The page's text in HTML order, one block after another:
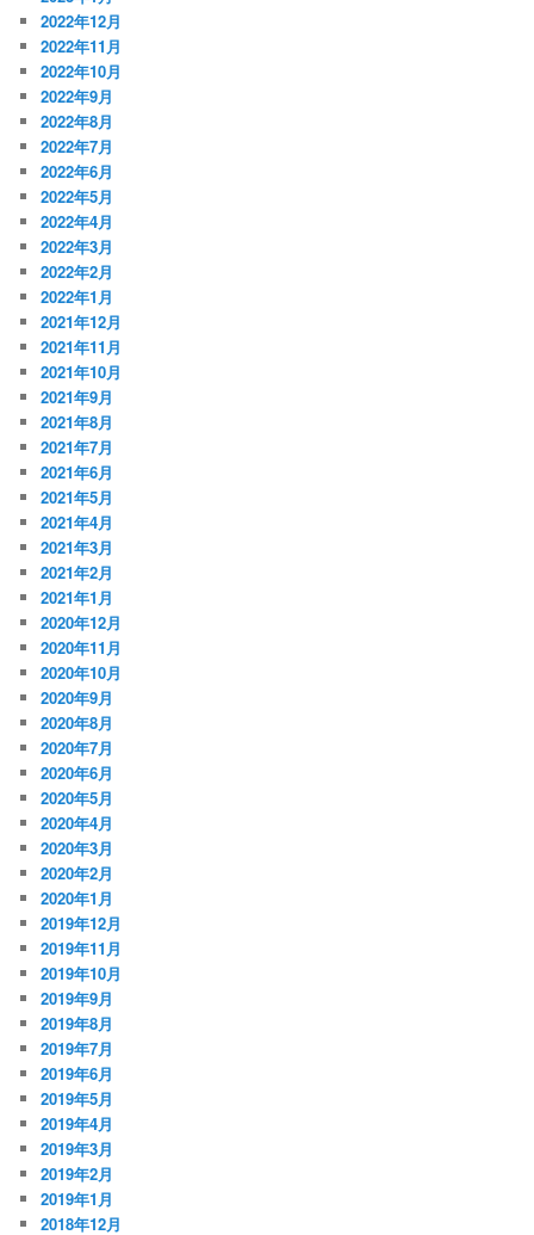
2022年12月
2022年11月
2022年10月
2022年9月
2022年8月
2022年7月
2022年6月
2022年5月
2022年4月
2022年3月
2022年2月
2022年1月
2021年12月
2021年11月
2021年10月
2021年9月
2021年8月
2021年7月
2021年6月
2021年5月
2021年4月
2021年3月
2021年2月
2021年1月
2020年12月
2020年11月
2020年10月
2020年9月
2020年8月
2020年7月
2020年6月
2020年5月
2020年4月
2020年3月
2020年2月
2020年1月
2019年12月
2019年11月
2019年10月
2019年9月
2019年8月
2019年7月
2019年6月
2019年5月
2019年4月
2019年3月
2019年2月
2019年1月
2018年12月